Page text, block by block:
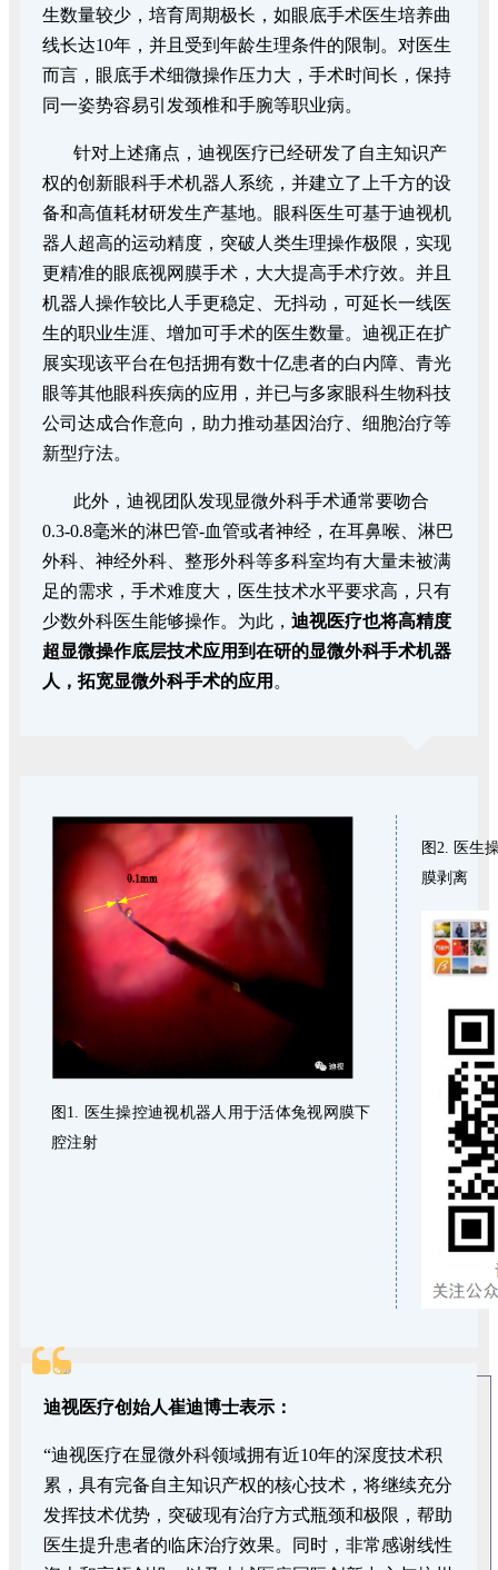
生数量较少，培育周期极长，如眼底手术医生培养曲
线长达10年，并且受到年龄生理条件的限制。对医生
而言，眼底手术细微操作压力大，手术时间长，保持
同一姿势容易引发颈椎和手腕等职业病。
针对上述痛点，迪视医疗已经研发了自主知识产
权的创新眼科手术机器人系统，并建立了上千方的设
备和高值耗材研发生产基地。眼科医生可基于迪视机
器人超高的运动精度，突破人类生理操作极限，实现
更精准的眼底视网膜手术，大大提高手术疗效。并且
机器人操作较比人手更稳定、无抖动，可延长一线医
生的职业生涯、增加可手术的医生数量。迪视正在扩
展实现该平台在包括拥有数十亿患者的白内障、青光
眼等其他眼科疾病的应用，并已与多家眼科生物科技
公司达成合作意向，助力推动基因治疗、细胞治疗等
新型疗法。
此外，迪视团队发现显微外科手术通常要吻合
0.3-0.8毫米的淋巴管-血管或者神经，在耳鼻喉、淋巴
外科、神经外科、整形外科等多科室均有大量未被满
足的需求，手术难度大，医生技术水平要求高，只有
少数外科医生能够操作。为此， 迪视医疗也将高精度
超显微操作底层技术应用到在研的显微外科手术机器
人，拓宽显微外科手术的应用 。
图1. 医生操控迪视机器人用于活体兔视网膜下
腔注射
图2. 医生
膜剥离
迪视医疗创始人崔迪博士表示：
“迪视医疗在显微外科领域拥有近10年的深度技术积
累，具有完备自主知识产权的核心技术，将继续充分
发挥技术优势，突破现有治疗方式瓶颈和极限，帮助
医生提升患者的临床治疗效果。同时，非常感谢线性